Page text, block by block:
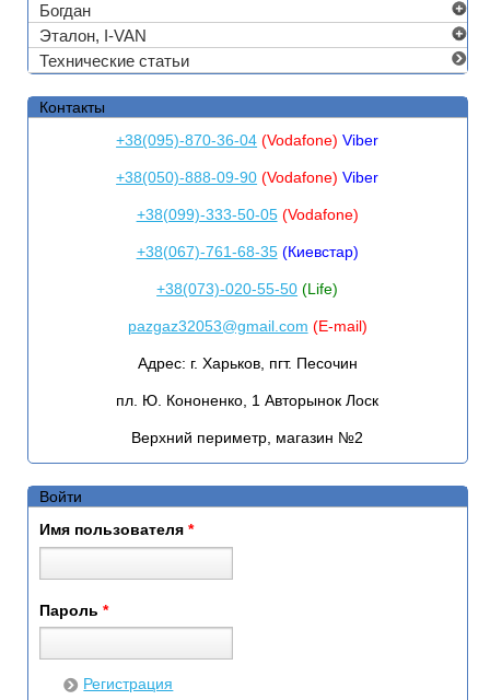
Богдан
Эталон, I-VAN
Технические статьи
Контакты
+38(095)-870-36-04 (Vodafone)Viber
+38(050)-888-09-90 (Vodafone)Viber
+38(099)-333-50-05(Vodafone)
+38(067)-761-68-35(Киевстар)
+38(073)-020-55-50 (Life)
pazgaz32053@gmail.com (E-mail)
Адрес: г. Харьков, пгт. Песочин
пл. Ю. Кононенко, 1 Авторынок Лоск
Верхний периметр, магазин №2
Войти
Имя пользователя *
Пароль *
Регистрация